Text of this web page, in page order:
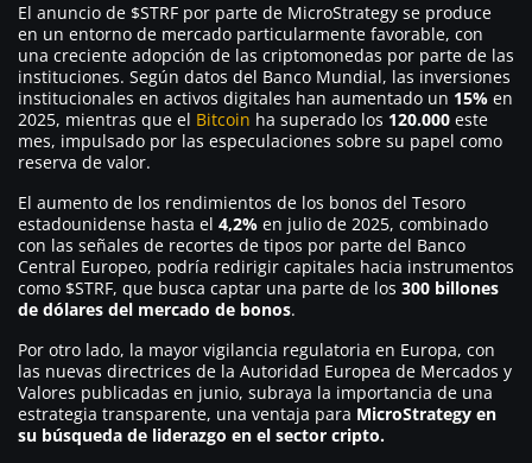
El anuncio de $STRF por parte de MicroStrategy se produce
en un entorno de mercado particularmente favorable, con
una creciente adopción de las criptomonedas por parte de las
instituciones. Según datos del Banco Mundial, las inversiones
institucionales en activos digitales han aumentado un 15% en
2025, mientras que el Bitcoin ha superado los 120.000 este
mes, impulsado por las especulaciones sobre su papel como
reserva de valor.
El aumento de los rendimientos de los bonos del Tesoro
estadounidense hasta el 4,2% en julio de 2025, combinado
con las señales de recortes de tipos por parte del Banco
Central Europeo, podría redirigir capitales hacia instrumentos
como $STRF, que busca captar una parte de los 300 billones
de dólares del mercado de bonos.
Por otro lado, la mayor vigilancia regulatoria en Europa, con
las nuevas directrices de la Autoridad Europea de Mercados y
Valores publicadas en junio, subraya la importancia de una
estrategia transparente, una ventaja para MicroStrategy en
su búsqueda de liderazgo en el sector cripto.